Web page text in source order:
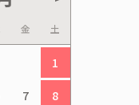
金 土
1
7 8